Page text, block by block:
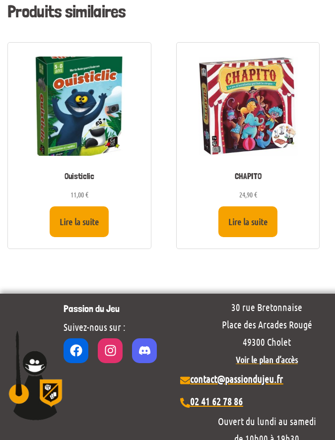
Produits similaires
Ouisticlic
11,00€
Lire la suite
CHAPITO
24,90€
Lire la suite
Passion du Jeu
Suivez-nous sur :
30 rue Bretonnaise
Place des Arcades Rougé
49300 Cholet
Voir le plan d’accès
contact@passiondujeu.fr
02 41 62 78 86
Ouvert du lundi au samedi